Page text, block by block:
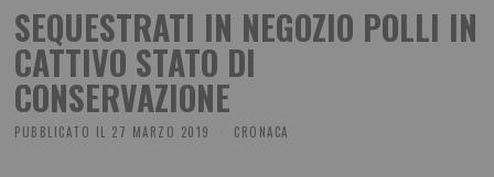
SEQUESTRATI IN NEGOZIO POLLI IN
CATTIVO STATO DI
CONSERVAZIONE
PUBBLICATO IL 27 MARZO 2019 CRONACA